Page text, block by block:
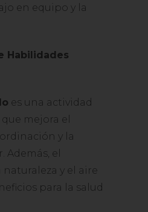
en equipo y la
Habilidades
es una actividad
mejora el
y la
Además, el
y el aire
para la salud